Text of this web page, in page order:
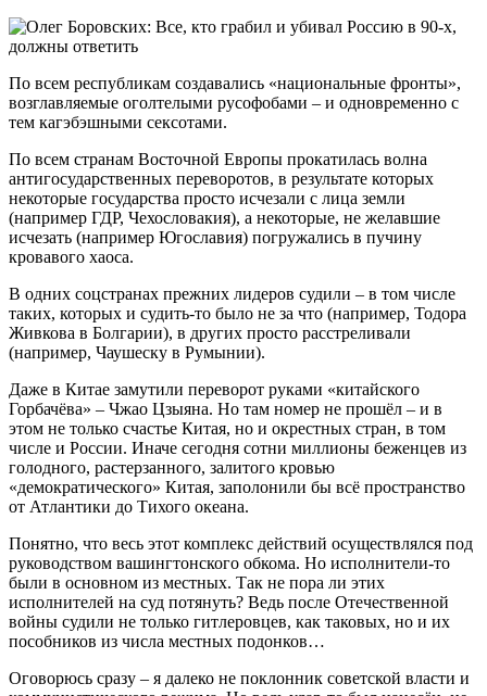
По всем республикам создавались «национальные фронты»,
возглавляемые оголтелыми русофобами – и одновременно с
тем кагэбэшными сексотами.
По всем странам Восточной Европы прокатилась волна
антигосударственных переворотов, в результате которых
некоторые государства просто исчезали с лица земли
(например ГДР, Чехословакия), а некоторые, не желавшие
исчезать (например Югославия) погружались в пучину
кровавого хаоса.
В одних соцстранах прежних лидеров судили – в том числе
таких, которых и судить-то было не за что (например, Тодора
Живкова в Болгарии), в других просто расстреливали
(например, Чаушеску в Румынии).
Даже в Китае замутили переворот руками «китайского
Горбачёва» – Чжао Цзыяна. Но там номер не прошёл – и в
этом не только счастье Китая, но и окрестных стран, в том
числе и России. Иначе сегодня сотни миллионы беженцев из
голодного, растерзанного, залитого кровью
«демократического» Китая, заполонили бы всё пространство
от Атлантики до Тихого океана.
Понятно, что весь этот комплекс действий осуществлялся под
руководством вашингтонского обкома. Но исполнители-то
были в основном из местных. Так не пора ли этих
исполнителей на суд потянуть? Ведь после Отечественной
войны судили не только гитлеровцев, как таковых, но и их
пособников из числа местных подонков…
Оговорюсь сразу – я далеко не поклонник советской власти и